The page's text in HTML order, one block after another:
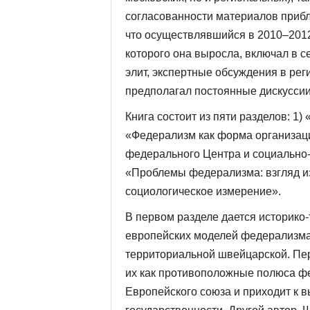
согласованности материалов
что осуществлявшийся в
которого она выросла, включал в
элит, экспертные обсуждения в
предполагал постоянные
Книга состоит из пяти разделов:
«Федерализм как форма
федерального Центра и
«Проблемы федерализма: взгляд
социологическое измерение».
В первом разделе дается
европейских моделей
территориальной швейцарской.
их как противоположные полюса
Европейского союза и приходит к